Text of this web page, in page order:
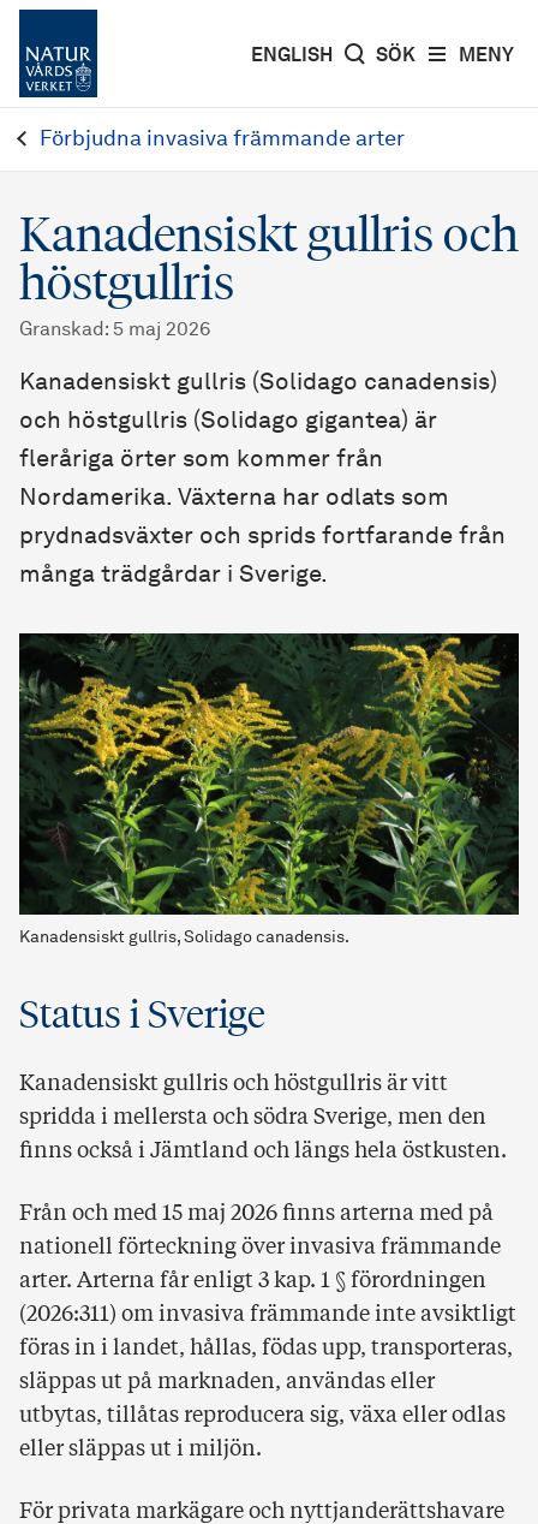
MENY
ENGLISH SÖK
Förbjudna invasiva främmande arter
Kanadensiskt gullris och
höstgullris
Granskad : 5 maj 2026
Kanadensiskt gullris (Solidago canadensis)
och höstgullris (Solidago gigantea) är
fleråriga örter som kommer från
Nordamerika. Växterna har odlats som
prydnadsväxter och sprids fortfarande från
många trädgårdar i Sverige.
Kanadensiskt gullris, Solidago canadensis.
Status i Sverige
Kanadensiskt gullris och höstgullris är vitt
spridda i mellersta och södra Sverige, men den
finns också i Jämtland och längs hela östkusten.
Från och med 15 maj 2026 finns arterna med på
nationell förteckning över invasiva främmande
arter. Arterna får enligt 3 kap. 1 § förordningen
(2026:311) om invasiva främmande inte avsiktligt
föras in i landet, hållas, födas upp, transporteras,
släppas ut på marknaden, användas eller
utbytas, tillåtas reproducera sig, växa eller odlas
eller släppas ut i miljön.
För privata markägare och nyttjanderättshavare